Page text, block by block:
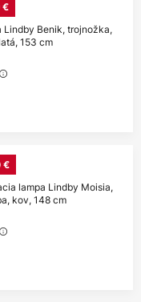
€
Lindby Benik, trojnožka,
153 cm
€
lampa Lindby Moisia,
kov, 148 cm